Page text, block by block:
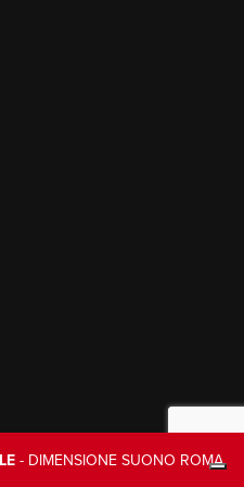
- DIMENSIONE SUONO ROMA